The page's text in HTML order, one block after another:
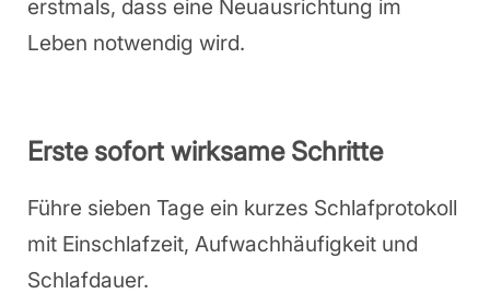
erstmals, dass eine Neuausrichtung im
Leben notwendig wird.
Erste sofort wirksame Schritte
Führe sieben Tage ein kurzes Schlafprotokoll
mit Einschlafzeit, Aufwachhäufigkeit und
Schlafdauer.